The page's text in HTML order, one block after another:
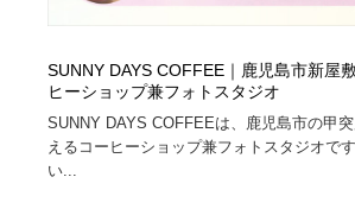
SUNNY DAYS COFFEE｜鹿児島市新屋
ヒーショップ兼フォトスタジオ
SUNNY DAYS COFFEEは、鹿児島市の甲
えるコーヒーショップ兼フォトスタジオで
い...